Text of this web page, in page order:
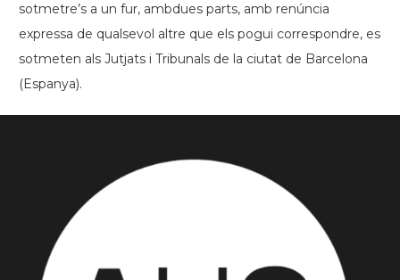
sotmetre’s a un fur, ambdues parts, amb renúncia
expressa de qualsevol altre que els pogui correspondre, es
sotmeten als Jutjats i Tribunals de la ciutat de Barcelona
(Espanya).